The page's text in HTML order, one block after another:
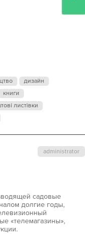
дизайн
книги
листівки
administrator
садовые
долгие годы,
«телемагазины»,